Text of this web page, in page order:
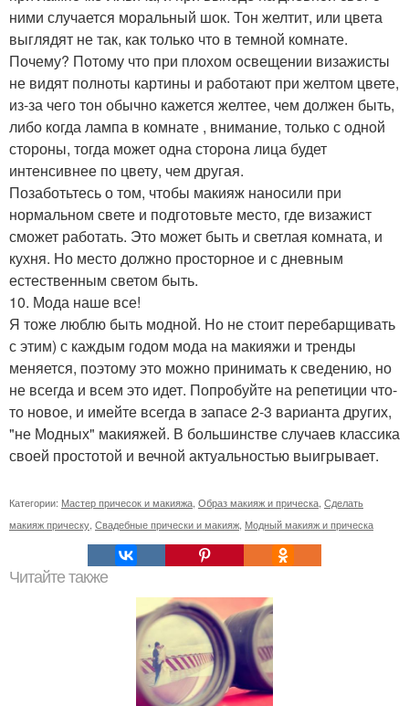
ними случается моральный шок. Тон желтит, или цвета
выглядят не так, как только что в темной комнате.
Почему? Потому что при плохом освещении визажисты
не видят полноты картины и работают при желтом цвете,
из-за чего тон обычно кажется желтее, чем должен быть,
либо когда лампа в комнате , внимание, только с одной
стороны, тогда может одна сторона лица будет
интенсивнее по цвету, чем другая.
Позаботьтесь о том, чтобы макияж наносили при
нормальном свете и подготовьте место, где визажист
сможет работать. Это может быть и светлая комната, и
кухня. Но место должно просторное и с дневным
естественным светом быть.
10. Мода наше все!
Я тоже люблю быть модной. Но не стоит перебарщивать
с этим) с каждым годом мода на макияжи и тренды
меняется, поэтому это можно принимать к сведению, но
не всегда и всем это идет. Попробуйте на репетиции что-
то новое, и имейте всегда в запасе 2-3 варианта других,
"не Модных" макияжей. В большинстве случаев классика
своей простотой и вечной актуальностью выигрывает.
Категории: Мастер причесок и макияжа Образ макияж и прическа Сделать
макияж прическу Свадебные прически и макияж Модный макияж и прическа
Читайте также